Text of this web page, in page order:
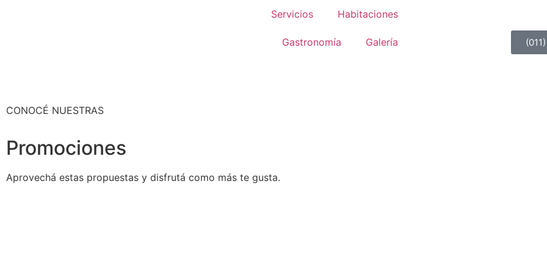
Servicios Habitaciones
Gastronomía Galería
CONOCÉ NUESTRAS
Promociones
Aprovechá estas propuestas y disfrutá como más te gusta.